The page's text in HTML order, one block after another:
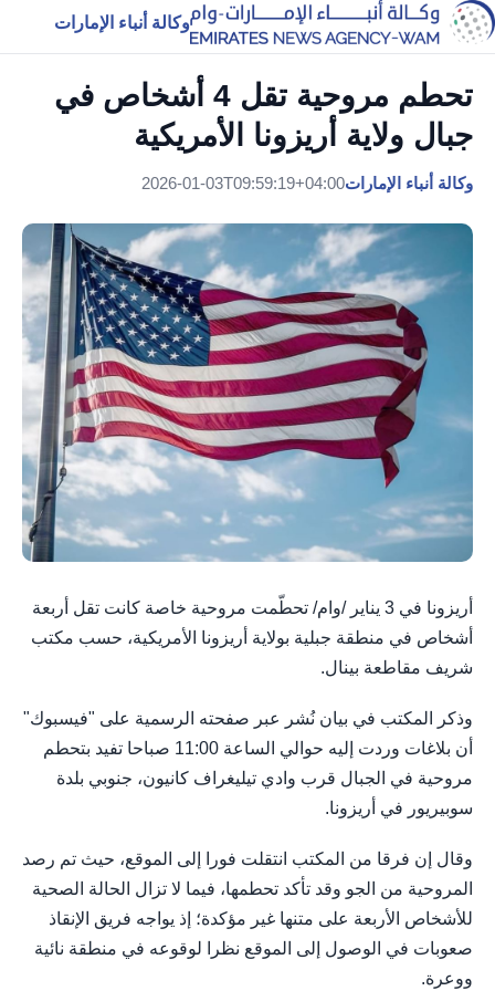
وكالة أنباء الإمارات
تحطم مروحية تقل 4 أشخاص في
جبال ولاية أريزونا الأمريكية
وكالة أنباء الإمارات2026-01-03T09:59:19+04:00
أريزونا في 3 يناير /وام/ تحطّمت مروحية خاصة كانت تقل أربعة
أشخاص في منطقة جبلية بولاية أريزونا الأمريكية، حسب مكتب
شريف مقاطعة بينال.
وذكر المكتب في بيان نُشر عبر صفحته الرسمية على "فيسبوك"
أن بلاغات وردت إليه حوالي الساعة 11:00 صباحا تفيد بتحطم
مروحية في الجبال قرب وادي تيليغراف كانيون، جنوبي بلدة
سوبيريور في أريزونا.
وقال إن فرقا من المكتب انتقلت فورا إلى الموقع، حيث تم رصد
المروحية من الجو وقد تأكد تحطمها، فيما لا تزال الحالة الصحية
للأشخاص الأربعة على متنها غير مؤكدة؛ إذ يواجه فريق الإنقاذ
صعوبات في الوصول إلى الموقع نظرا لوقوعه في منطقة نائية
ووعرة.